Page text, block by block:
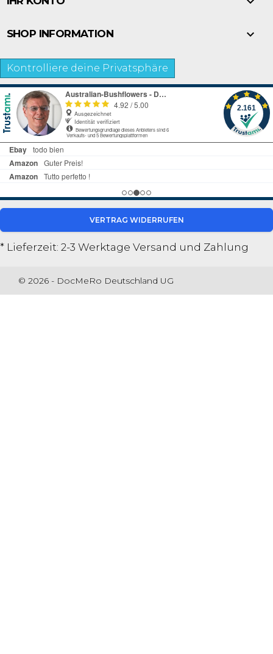
SHOP INFORMATION 
Kontrolliere deine Privatsphäre
VERTRAG WIDERRUFEN
* Lieferzeit: 2-3 Werktage Versand und Zahlung
© 2026 - DocMeRo Deutschland UG